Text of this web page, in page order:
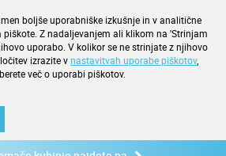
boljše uporabniške izkušnje in v analitične
Z nadaljevanjem ali klikom na 'Strinjam
uporabo. V kolikor se ne strinjate z njihovo
izrazite vnastavitvah uporabe piškotov,
več o uporabi piškotov.